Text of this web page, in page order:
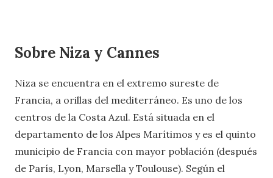
Sobre Niza y Cannes
Niza se encuentra en el extremo sureste de
Francia, a orillas del mediterráneo. Es uno de los
centros de la Costa Azul. Está situada en el
departamento de los Alpes Marítimos y es el quinto
municipio de Francia con mayor población (después
de París, Lyon, Marsella y Toulouse). Según el